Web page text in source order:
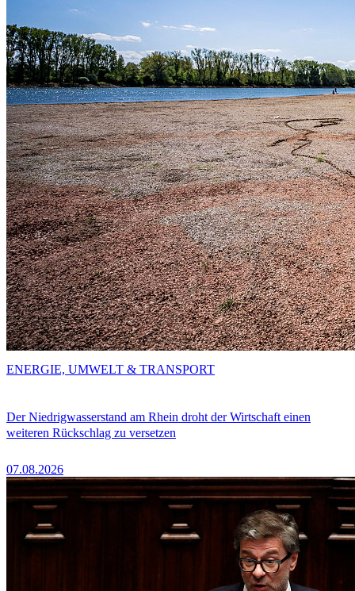
Der Niedrigwasserstand am Rhein droht der Wirtschaft einen
weiteren Rückschlag zu versetzen
07.08.2026
ENERGIE, UMWELT & TRANSPORT